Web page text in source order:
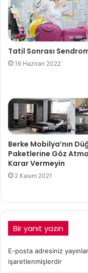
Tatil Sonrası
16 Haziran 2022
Berke Mobilya’nın
Paketlerine Göz
Karar Vermeyin
2 Kasım 2021
Bir yanıt yazın
E-posta adresiniz
işaretlenmişlerdir